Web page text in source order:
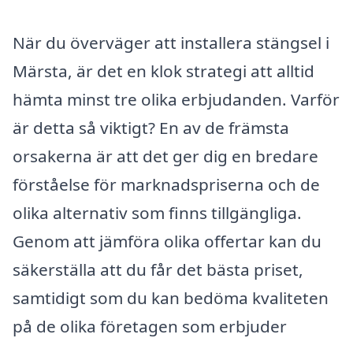
När du överväger att installera stängsel i
Märsta, är det en klok strategi att alltid
hämta minst tre olika erbjudanden. Varför
är detta så viktigt? En av de främsta
orsakerna är att det ger dig en bredare
förståelse för marknadspriserna och de
olika alternativ som finns tillgängliga.
Genom att jämföra olika offertar kan du
säkerställa att du får det bästa priset,
samtidigt som du kan bedöma kvaliteten
på de olika företagen som erbjuder